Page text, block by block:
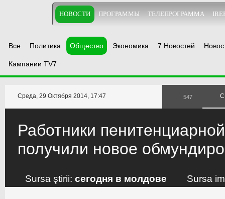
НОВОСТИ ПРОГРАММЫ ТЕЛЕПРОГРАММА
Все Политика Общество Экономика 7 Новостей
Кампании TV7
Среда, 29 Октября 2014, 17:47 547
Работники
получили новое
Sursa ştirii: сегодня в молдове Sursa